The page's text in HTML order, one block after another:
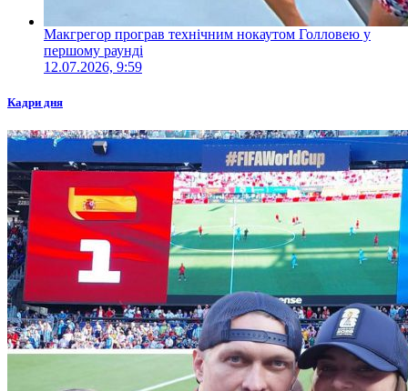
Макгрегор програв технічним нокаутом Голловею у
першому раунді
12.07.2026, 9:59
Кадри дня